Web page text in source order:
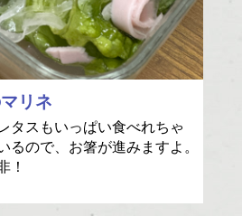
リネ
タスもいっぱい食べれちゃ
るので、お箸が進みますよ。
！